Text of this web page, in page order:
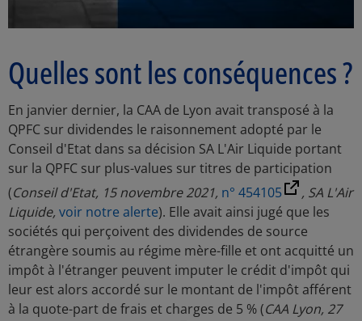
Quelles sont les conséquences ?
En janvier dernier, la CAA de Lyon avait transposé à la
QPFC sur dividendes le raisonnement adopté par le
Conseil d'Etat dans sa décision SA L'Air Liquide portant
sur la QPFC sur plus-values sur titres de participation
(Conseil d'Etat, 15 novembre 2021, n° 454105
, SA L'Air
Liquide, voir notre alerte). Elle avait ainsi jugé que les
sociétés qui perçoivent des dividendes de source
étrangère soumis au régime mère-fille et ont acquitté un
impôt à l'étranger peuvent imputer le crédit d'impôt qui
leur est alors accordé sur le montant de l'impôt afférent
à la quote-part de frais et charges de 5 % (CAA Lyon, 27